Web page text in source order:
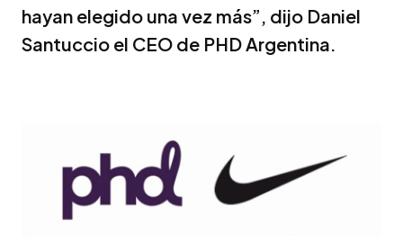
hayan elegido una vez más”, dijo Daniel
Santuccio el CEO de PHD Argentina.